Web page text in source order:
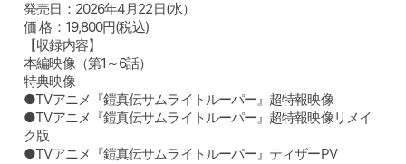
発売日：2026年4月22日(水）
価 格：19,800円(税込)
【収録内容】
本編映像（第1～6話）
特典映像
●TVアニメ『鎧真伝サムライトルーパー』超特報映像
●TVアニメ『鎧真伝サムライトルーパー』超特報映像リメイ
ク版
●TVアニメ『鎧真伝サムライトルーパー』ティザーPV